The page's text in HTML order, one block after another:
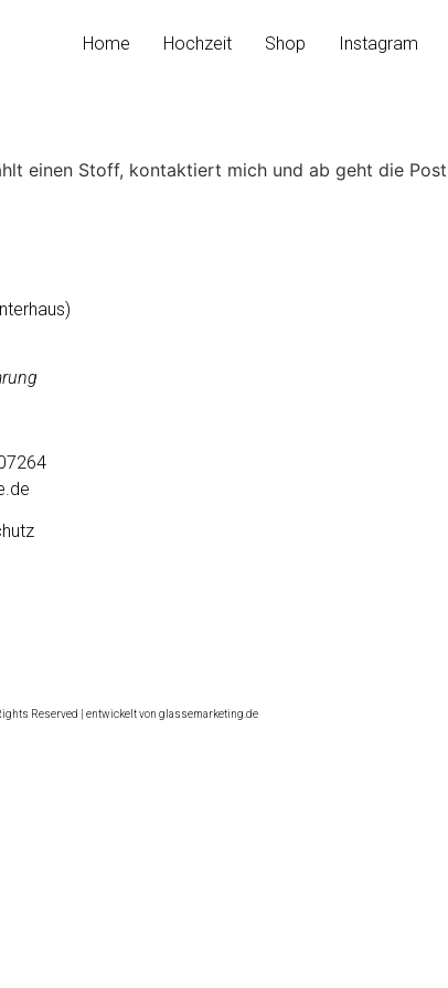
Home Hochzeit Shop Instagram
einen Stoff, kontaktiert mich und ab geht die
Reserved | entwickelt von glassemarketing.de